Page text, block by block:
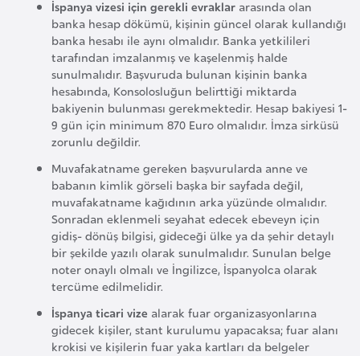
İspanya vizesi için gerekli evraklar arasında olan
banka hesap dökümü, kişinin güncel olarak kullandığı
banka hesabı ile aynı olmalıdır. Banka yetkilileri
tarafından imzalanmış ve kaşelenmiş halde
sunulmalıdır. Başvuruda bulunan kişinin banka
hesabında, Konsolosluğun belirttiği miktarda
bakiyenin bulunması gerekmektedir. Hesap bakiyesi 1-
9 gün için minimum 870 Euro olmalıdır. İmza sirküsü
zorunlu değildir.
Muvafakatname gereken başvurularda anne ve
babanın kimlik görseli başka bir sayfada değil,
muvafakatname kağıdının arka yüzünde olmalıdır.
Sonradan eklenmeli seyahat edecek ebeveyn için
gidiş- dönüş bilgisi, gideceği ülke ya da şehir detaylı
bir şekilde yazılı olarak sunulmalıdır. Sunulan belge
noter onaylı olmalı ve İngilizce, İspanyolca olarak
tercüme edilmelidir.
İspanya ticari vize alarak fuar organizasyonlarına
gidecek kişiler, stant kurulumu yapacaksa; fuar alanı
krokisi ve kişilerin fuar yaka kartları da belgeler